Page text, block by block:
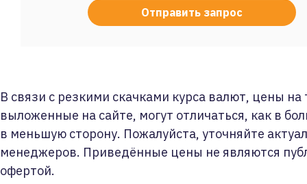
В связи с резкими скачками курса валют, цены на
выложенные на сайте, могут отличаться, как в
в меньшую сторону. Пожалуйста, уточняйте
менеджеров. Приведённые цены не являются
офертой.